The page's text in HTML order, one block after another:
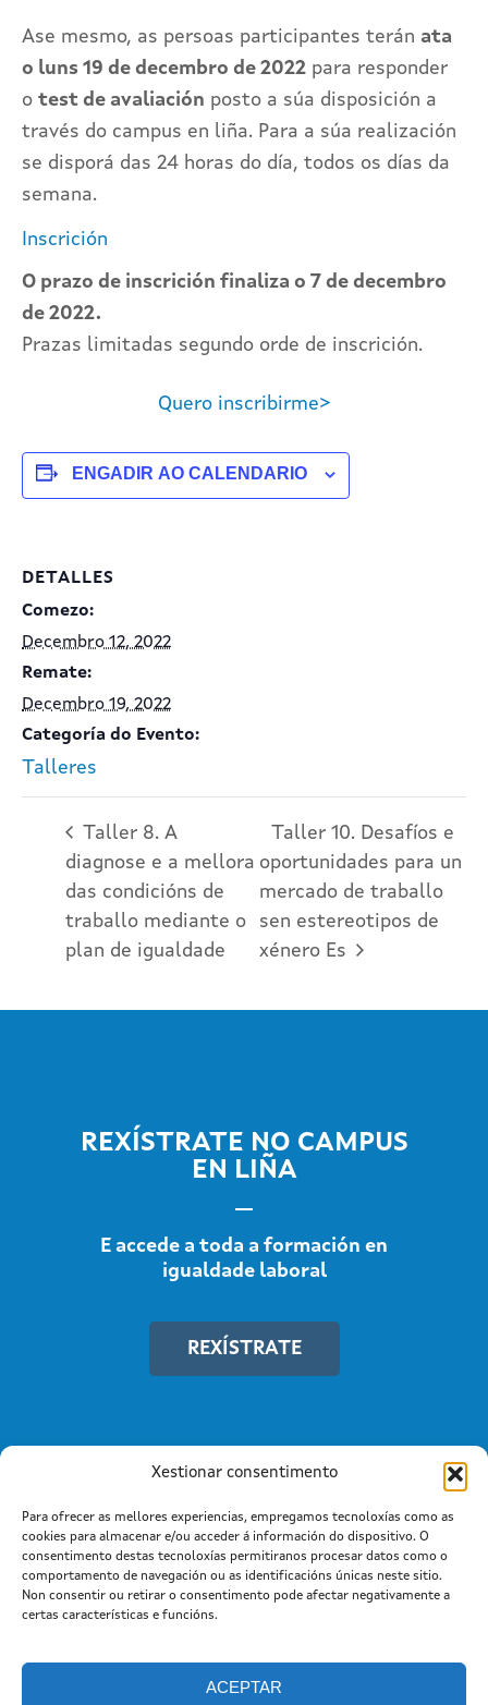
Xestionar consentimento
Para ofrecer as mellores experiencias, empregamos tecnoloxías como as
cookies para almacenar e/ou acceder á información do dispositivo. O
consentimento destas tecnoloxías permitiranos procesar datos como o
comportamento de navegación ou as identificacións únicas neste sitio.
Non consentir ou retirar o consentimento pode afectar negativamente a
certas características e funcións.
ACEPTAR
Ase mesmo, as persoas participantes terán ata
o luns 19 de decembro de 2022 para responder
o test de avaliación posto a súa disposición a
través do campus en liña. Para a súa realización
se disporá das 24 horas do día, todos os días da
semana.
Inscrición
O prazo de inscrición finaliza o 7 de decembro
de 2022.
Prazas limitadas segundo orde de inscrición.
Quero inscribirme>
ENGADIR AO CALENDARIO
DETALLES
Comezo:
Decembro 12, 2022
Remate:
Decembro 19, 2022
Categoría do Evento:
Talleres
Taller 8. A
diagnose e a mellora
das condicións de
traballo mediante o
plan de igualdade
Taller 10. Desafíos e
oportunidades para un
mercado de traballo
sen estereotipos de
xénero Es
REXÍSTRATE NO CAMPUS
EN LIÑA
E accede a toda a formación en
igualdade laboral
REXÍSTRATE
Información mantida e publicada na Internet pola Xunta de
Galicia